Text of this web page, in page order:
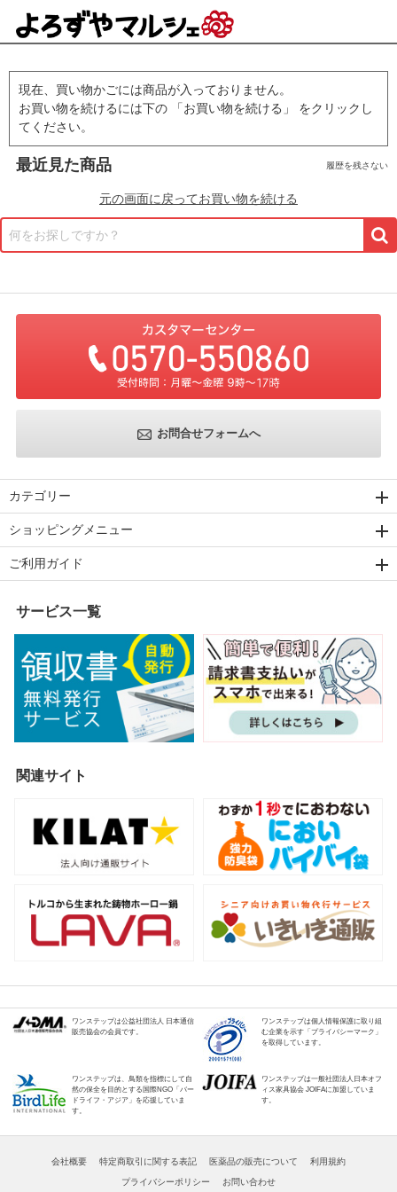
現在、買い物かごには商品が入っておりません。
お買い物を続けるには下の 「お買い物を続ける」 をクリックし
てください。
最近見た商品 履歴を残さない
元の画面に戻ってお買い物を続ける
何をお探しですか？
お問合せフォームへ
カテゴリー
ショッピングメニュー
ご利用ガイド
サービス一覧
関連サイト
ワンステップは公益社団法人 日本通信
販売協会の会員です。
ワンステップは個人情報保護に取り組
む企業を示す「プライバシーマーク」
を取得しています。
ワンステップは、鳥類を指標にして自
然の保全を目的とする国際NGO「バー
ドライフ・アジア」を応援していま
す。
ワンステップは一般社団法人日本オフ
ィス家具協会 JOIFAに加盟していま
す。
会社概要 特定商取引に関する表記 医薬品の販売について 利用規約
プライバシーポリシー お問い合わせ